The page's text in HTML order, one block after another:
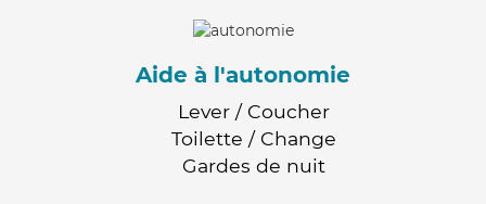
Aide à l'autonomie
Lever / Coucher
Toilette / Change
Gardes de nuit